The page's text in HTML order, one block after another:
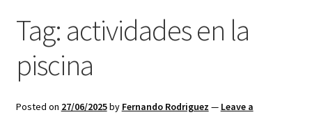
Espacio Educativo
Social Media
Contactanos ahora
Tag: actividades en la
piscina
Posted on 27/06/2025by Fernando Rodriguez — Leave a